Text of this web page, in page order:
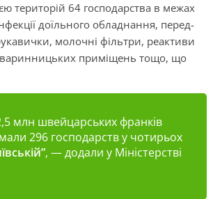
територій 64 господарства в межах
доїльного обладнання, перед-
молочні фільтри, реактиви
приміщень тощо, що
млн швейцарських франків
296 господарств у чотирьох
, — додали у Міністерстві